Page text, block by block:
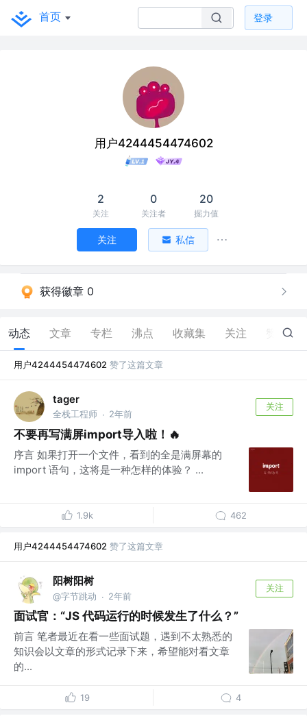
首页 登录
用户4244454474602
2
关注
0
关注者
20
掘力值
关注 私信
获得徽章 0
动态 文章 专栏 沸点 收藏集 关注 20
用户4244454474602 赞了这篇文章
tager
全栈工程师 · 2年前
关注
不要再写满屏import导入啦！🔥
序言 如果打开一个文件，看到的全是满屏幕的
import 语句，这将是一种怎样的体验？ ...
1.9k 462
用户4244454474602 赞了这篇文章
阳树阳树
@字节跳动 · 2年前
关注
面试官：“JS 代码运行的时候发生了什么？”
前言 笔者最近在看一些面试题，遇到不太熟悉的
知识会以文章的形式记录下来，希望能对看文章
的...
19 4